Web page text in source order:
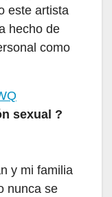
este artista
hecho de
como
sexual ?
y mi familia
nunca se